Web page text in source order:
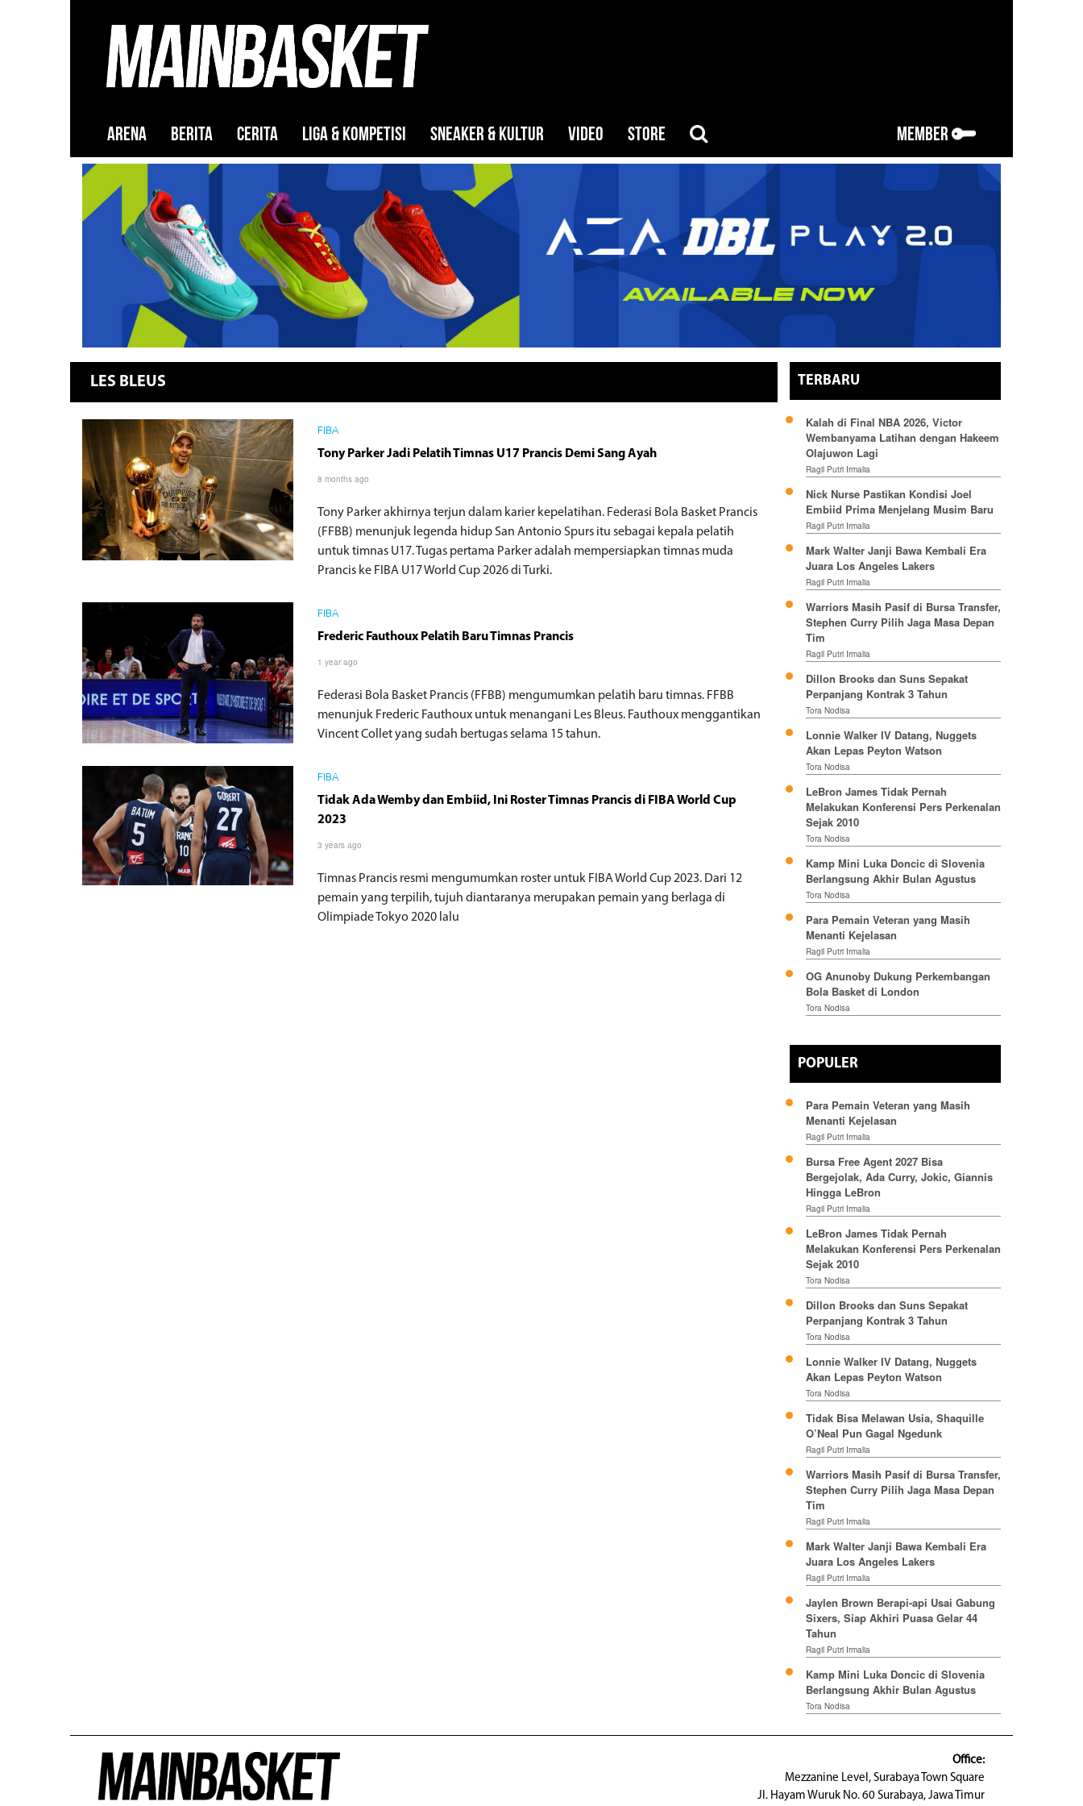
ARENA BERITA CERITA LIGA & KOMPETISI SNEAKER & KULTUR VIDEO STORE MEMBER
LES BLEUS
FIBA
Tony Parker Jadi Pelatih Timnas U17 Prancis Demi Sang Ayah
8 months ago
Tony Parker akhirnya terjun dalam karier kepelatihan. Federasi Bola Basket Prancis
(FFBB) menunjuk legenda hidup San Antonio Spurs itu sebagai kepala pelatih
untuk timnas U17. Tugas pertama Parker adalah mempersiapkan timnas muda
Prancis ke FIBA U17 World Cup 2026 di Turki.
FIBA
Frederic Fauthoux Pelatih Baru Timnas Prancis
1 year ago
Federasi Bola Basket Prancis (FFBB) mengumumkan pelatih baru timnas. FFBB
menunjuk Frederic Fauthoux untuk menangani Les Bleus. Fauthoux menggantikan
Vincent Collet yang sudah bertugas selama 15 tahun.
FIBA
Tidak Ada Wemby dan Embiid, Ini Roster Timnas Prancis di FIBA World Cup
2023
3 years ago
Timnas Prancis resmi mengumumkan roster untuk FIBA World Cup 2023. Dari 12
pemain yang terpilih, tujuh diantaranya merupakan pemain yang berlaga di
Olimpiade Tokyo 2020 lalu
TERBARU
Kalah di Final NBA 2026, Victor
Wembanyama Latihan dengan Hakeem
Olajuwon Lagi
Ragil Putri Irmalia
Nick Nurse Pastikan Kondisi Joel
Embiid Prima Menjelang Musim Baru
Ragil Putri Irmalia
Mark Walter Janji Bawa Kembali Era
Juara Los Angeles Lakers
Ragil Putri Irmalia
Warriors Masih Pasif di Bursa Transfer,
Stephen Curry Pilih Jaga Masa Depan
Tim
Ragil Putri Irmalia
Dillon Brooks dan Suns Sepakat
Perpanjang Kontrak 3 Tahun
Tora Nodisa
Lonnie Walker IV Datang, Nuggets
Akan Lepas Peyton Watson
Tora Nodisa
LeBron James Tidak Pernah
Melakukan Konferensi Pers Perkenalan
Sejak 2010
Tora Nodisa
Kamp Mini Luka Doncic di Slovenia
Berlangsung Akhir Bulan Agustus
Tora Nodisa
Para Pemain Veteran yang Masih
Menanti Kejelasan
Ragil Putri Irmalia
OG Anunoby Dukung Perkembangan
Bola Basket di London
Tora Nodisa
POPULER
Para Pemain Veteran yang Masih
Menanti Kejelasan
Ragil Putri Irmalia
Bursa Free Agent 2027 Bisa
Bergejolak, Ada Curry, Jokic, Giannis
Hingga LeBron
Ragil Putri Irmalia
LeBron James Tidak Pernah
Melakukan Konferensi Pers Perkenalan
Sejak 2010
Tora Nodisa
Dillon Brooks dan Suns Sepakat
Perpanjang Kontrak 3 Tahun
Tora Nodisa
Lonnie Walker IV Datang, Nuggets
Akan Lepas Peyton Watson
Tora Nodisa
Tidak Bisa Melawan Usia, Shaquille
O’Neal Pun Gagal Ngedunk
Ragil Putri Irmalia
Warriors Masih Pasif di Bursa Transfer,
Stephen Curry Pilih Jaga Masa Depan
Tim
Ragil Putri Irmalia
Mark Walter Janji Bawa Kembali Era
Juara Los Angeles Lakers
Ragil Putri Irmalia
Jaylen Brown Berapi-api Usai Gabung
Sixers, Siap Akhiri Puasa Gelar 44
Tahun
Ragil Putri Irmalia
Kamp Mini Luka Doncic di Slovenia
Berlangsung Akhir Bulan Agustus
Tora Nodisa
Office:
Mezzanine Level, Surabaya Town Square
Jl. Hayam Wuruk No. 60 Surabaya, Jawa Timur